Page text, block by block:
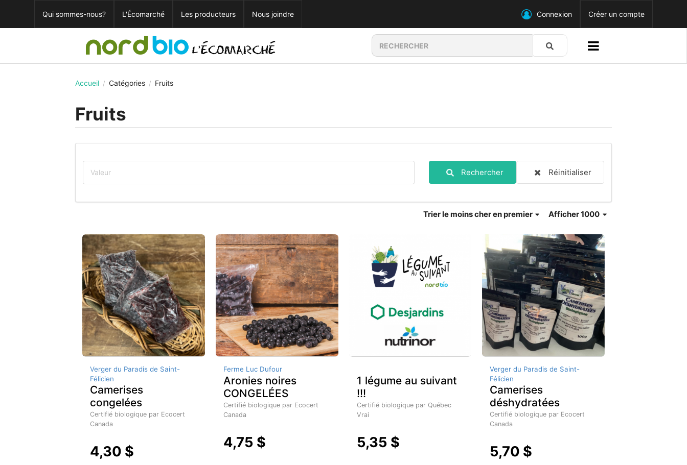
Qui sommes-nous? L'Écomarché Les producteurs Nous joindre Connexion Créer un compte
Accueil / Catégories / Fruits
Fruits
Rechercher Réinitialiser
Afficher 1000
Trierle moins cher en premier
Verger du Paradis de Saint-
Félicien
Camerises
congelées
Certifié biologique par Ecocert
Canada
4,30 $
Ferme Luc Dufour
Aronies noires
CONGELÉES
Certifié biologique par Ecocert
Canada
4,75 $
1 légume au suivant
!!!
Certifié biologique par Québec
Vrai
5,35 $
Verger du Paradis de Saint-
Félicien
Camerises
déshydratées
Certifié biologique par Ecocert
Canada
5,70 $